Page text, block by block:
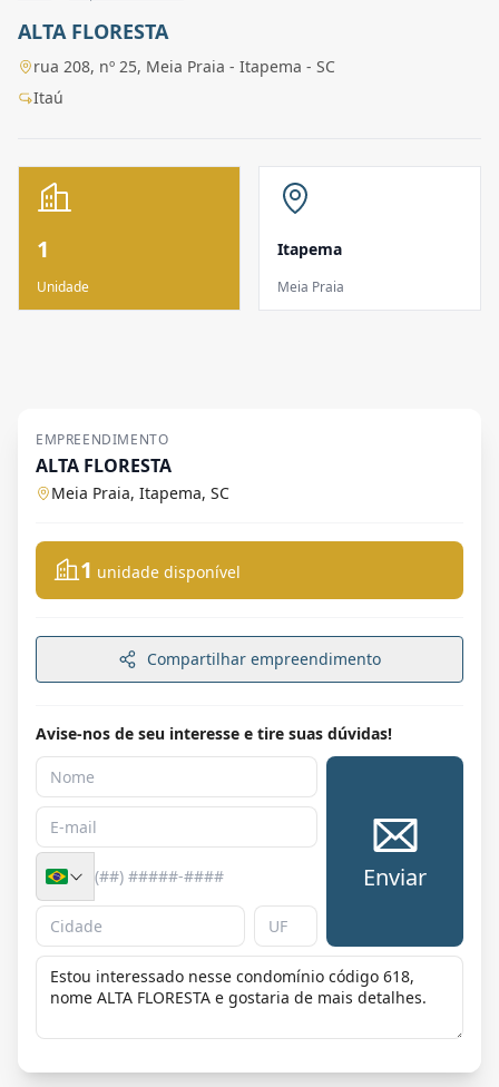
ALTA FLORESTA
rua 208, nº 25, Meia Praia - Itapema - SC
Itaú
1
Unidade
Itapema
Meia Praia
EMPREENDIMENTO
ALTA FLORESTA
Meia Praia, Itapema, SC
1 unidade disponível
Compartilhar empreendimento
Avise-nos de seu interesse e tire suas dúvidas!
Enviar